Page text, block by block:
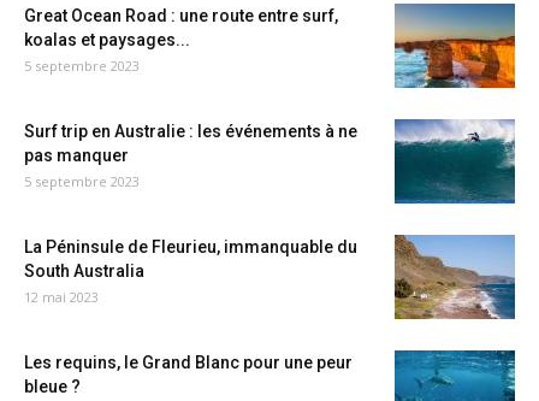
Great Ocean Road : une route entre surf,
koalas et paysages...
5 septembre 2023
Surf trip en Australie : les événements à ne
pas manquer
5 septembre 2023
La Péninsule de Fleurieu, immanquable du
South Australia
12 mai 2023
Les requins, le Grand Blanc pour une peur
bleue ?